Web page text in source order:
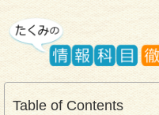
Table of Contents